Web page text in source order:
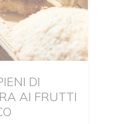
DI
AI FRUTTI